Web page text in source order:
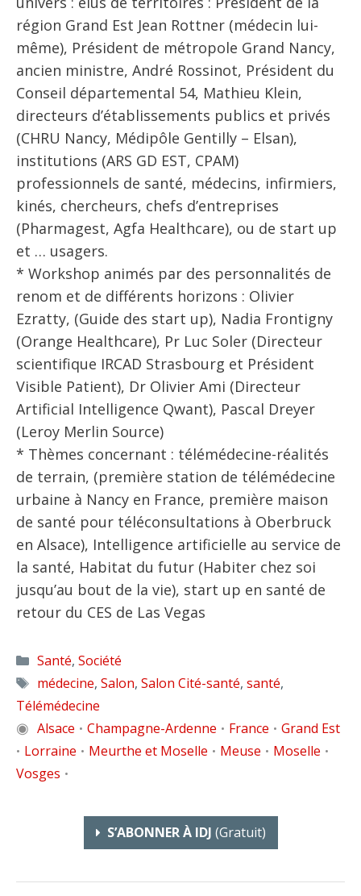
région Grand Est Jean Rottner (médecin lui-
même), Président de métropole Grand Nancy,
ancien ministre, André Rossinot, Président du
Conseil départemental 54, Mathieu Klein,
directeurs d’établissements publics et privés
(CHRU Nancy, Médipôle Gentilly – Elsan),
institutions (ARS GD EST, CPAM)
professionnels de santé, médecins, infirmiers,
kinés, chercheurs, chefs d’entreprises
(Pharmagest, Agfa Healthcare), ou de start up
et … usagers.
* Workshop animés par des personnalités de
renom et de différents horizons : Olivier
Ezratty, (Guide des start up), Nadia Frontigny
(Orange Healthcare), Pr Luc Soler (Directeur
scientifique IRCAD Strasbourg et Président
Visible Patient), Dr Olivier Ami (Directeur
Artificial Intelligence Qwant), Pascal Dreyer
(Leroy Merlin Source)
* Thèmes concernant : télémédecine-réalités
de terrain, (première station de télémédecine
urbaine à Nancy en France, première maison
de santé pour téléconsultations à Oberbruck
en Alsace), Intelligence artificielle au service de
la santé, Habitat du futur (Habiter chez soi
jusqu’au bout de la vie), start up en santé de
retour du CES de Las Vegas
Catégories
Santé, Société
Étiquettes
médecine, Salon, Salon Cité-santé, santé,
Télémédecine
◉ Alsace • Champagne-Ardenne • France • Grand Est
• Lorraine • Meurthe et Moselle • Meuse • Moselle •
Vosges •
S’ABONNER À IDJ (gratuit)